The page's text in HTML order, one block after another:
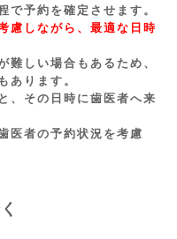
予約を確定させます。
慮しながら、最適な日時
しい場合もあるため、
あります。
、その日時に歯医者へ来
医者の予約状況を考慮